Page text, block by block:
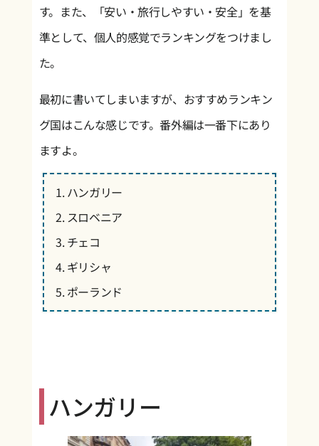
す。また、「安い・旅行しやすい・安全」を基
準として、個人的感覚でランキングをつけまし
た。
最初に書いてしまいますが、おすすめランキン
グ国はこんな感じです。番外編は一番下にあり
ますよ。
ハンガリー
スロベニア
チェコ
ギリシャ
ポーランド
ハンガリー